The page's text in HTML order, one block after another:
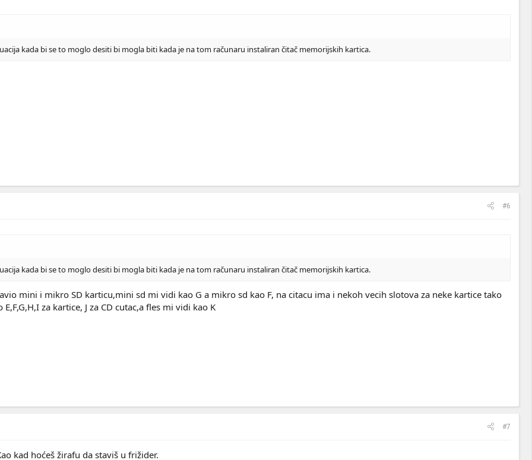
kada bi se to moglo desiti bi mogla biti kada je na tom računaru instaliran čitač memorijskih kartica.
#6
kada bi se to moglo desiti bi mogla biti kada je na tom računaru instaliran čitač memorijskih kartica.
mini i mikro SD karticu,mini sd mi vidi kao G a mikro sd kao F, na citacu ima i nekoh vecih slotova za neke kartice tako
za kartice, J za CD cutac,a fles mi vidi kao K
#7
kad hoćeš žirafu da staviš u frižider.